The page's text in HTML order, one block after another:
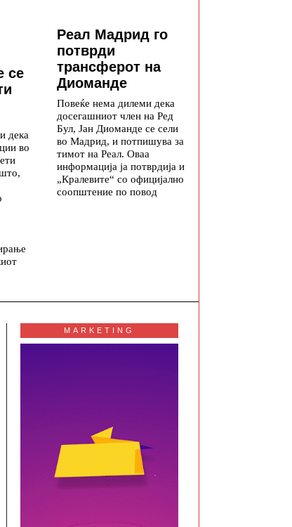
се
дека
во
Реал Мадрид го
потврди
трансферот на
Диоманде
Повеќе нема дилеми дека
досегашниот член на Ред
Бул, Јан Диоманде се сели
во Мадрид, и потпишува за
тимот на Реал. Оваа
информација ја потврдија и
„Кралевите“ со официјално
соопштение по повод
MARKETING